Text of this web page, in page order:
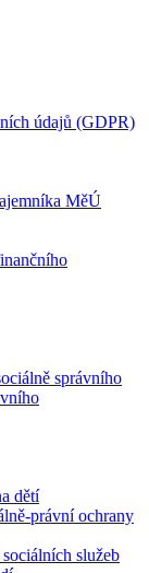
údajů (GDPR)
MěÚ
správního
dětí
právní ochrany
služeb